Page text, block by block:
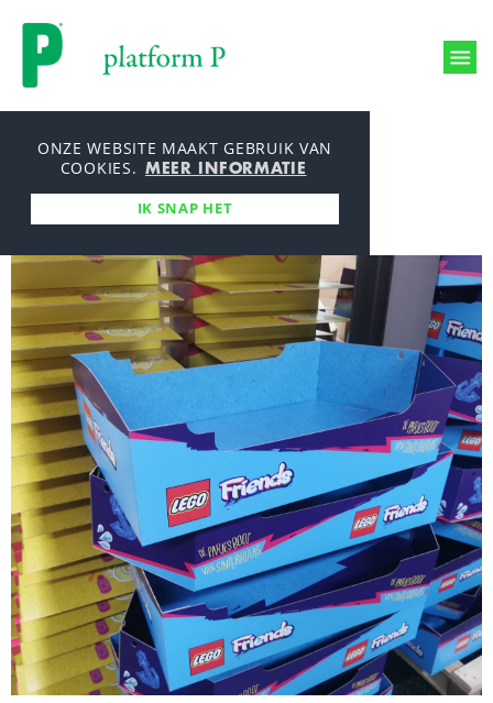
ONZE WEBSITE MAAKT GEBRUIK VAN
COOKIES. MEER INFORMATIE
IK SNAP HET
Productieproces
Producties
Over ons
Werken bij
Aanleverspecificaties
Nieuws
Bestelmodule
Contact